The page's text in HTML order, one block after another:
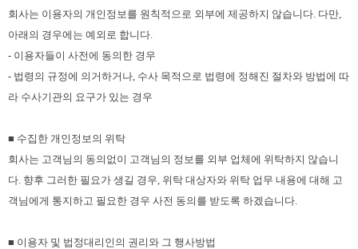
회사는 이용자의 개인정보를 원칙적으로 외부에 제공하지 않습니다. 다만,
아래의 경우에는 예외로 합니다.
- 이용자들이 사전에 동의한 경우
- 법령의 규정에 의거하거나, 수사 목적으로 법령에 정해진 절차와 방법에 따
라 수사기관의 요구가 있는 경우
■ 수집한 개인정보의 위탁
회사는 고객님의 동의없이 고객님의 정보를 외부 업체에 위탁하지 않습니
다. 향후 그러한 필요가 생길 경우, 위탁 대상자와 위탁 업무 내용에 대해 고
객님에게 통지하고 필요한 경우 사전 동의를 받도록 하겠습니다.
■ 이용자 및 법정대리인의 권리와 그 행사방법